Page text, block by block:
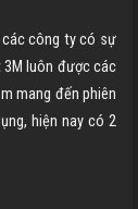
công ty có sự
3M luôn được các
mang đến phiên
hiện nay có 2